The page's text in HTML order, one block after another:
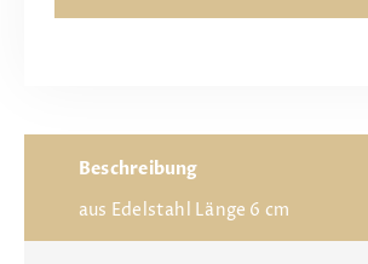
Beschreibung
aus Edelstahl Länge 6 cm